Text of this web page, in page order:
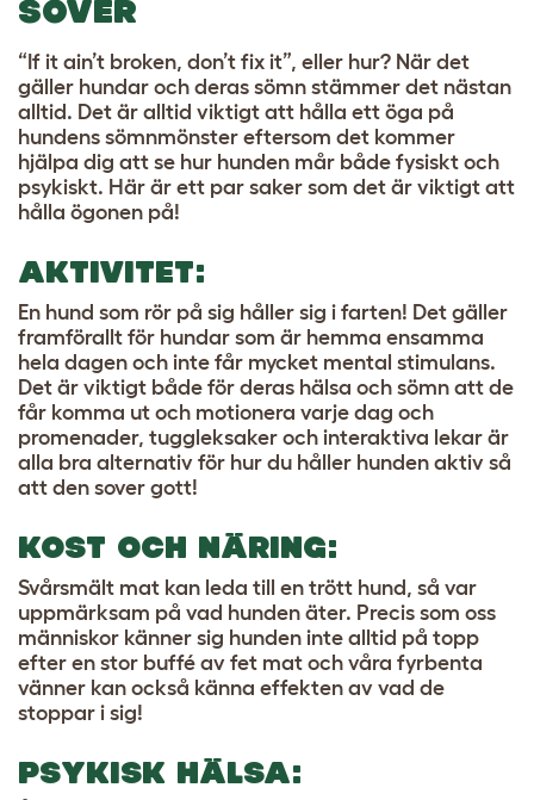
SOVER
“If it ain’t broken, don’t fix it”, eller hur? När det
gäller hundar och deras sömn stämmer det nästan
alltid. Det är alltid viktigt att hålla ett öga på
hundens sömnmönster eftersom det kommer
hjälpa dig att se hur hunden mår både fysiskt och
psykiskt. Här är ett par saker som det är viktigt att
hålla ögonen på!
AKTIVITET:
En hund som rör på sig håller sig i farten! Det gäller
framförallt för hundar som är hemma ensamma
hela dagen och inte får mycket mental stimulans.
Det är viktigt både för deras hälsa och sömn att de
får komma ut och motionera varje dag och
promenader, tuggleksaker och interaktiva lekar är
alla bra alternativ för hur du håller hunden aktiv så
att den sover gott!
KOST OCH NÄRING:
Svårsmält mat kan leda till en trött hund, så var
uppmärksam på vad hunden äter. Precis som oss
människor känner sig hunden inte alltid på topp
efter en stor buffé av fet mat och våra fyrbenta
vänner kan också känna effekten av vad de
stoppar i sig!
PSYKISK HÄLSA: